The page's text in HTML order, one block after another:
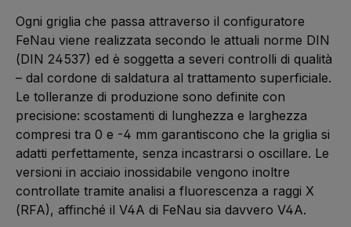
Ogni griglia che passa attraverso il configuratore
FeNau viene realizzata secondo le attuali norme DIN
(DIN 24537) ed è soggetta a severi controlli di qualità
– dal cordone di saldatura al trattamento superficiale.
Le tolleranze di produzione sono definite con
precisione: scostamenti di lunghezza e larghezza
compresi tra 0 e -4 mm garantiscono che la griglia si
adatti perfettamente, senza incastrarsi o oscillare. Le
versioni in acciaio inossidabile vengono inoltre
controllate tramite analisi a fluorescenza a raggi X
(RFA), affinché il V4A di FeNau sia davvero V4A.